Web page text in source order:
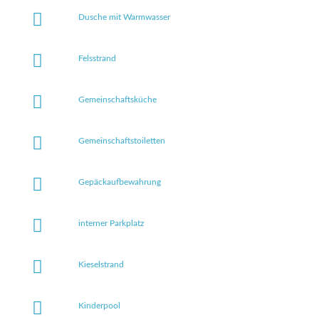
Dusche mit Warmwasser
Felsstrand
Gemeinschaftsküche
Gemeinschaftstoiletten
Gepäckaufbewahrung
interner Parkplatz
Kieselstrand
Kinderpool